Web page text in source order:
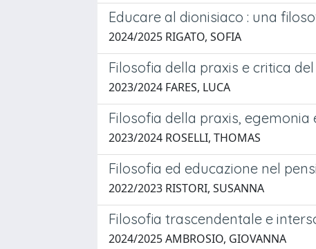
Educare al dionisiaco : una
2024/2025 RIGATO, SOFIA
Filosofia della praxis e critica
2023/2024 FARES, LUCA
Filosofia della praxis,
2023/2024 ROSELLI, THOMAS
Filosofia ed educazione nel
2022/2023 RISTORI, SUSANNA
Filosofia trascendentale e
2024/2025 AMBROSIO, GIOVANNA